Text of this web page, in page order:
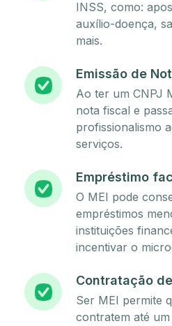
INSS, como:
auxílio-doença,
mais.
Emissão de
Ao ter um CNPJ
nota fiscal e
profissionalismo
serviços.
Empréstimo
O MEI pode
empréstimos
instituições
incentivar o
Contratação
Ser MEI permite
contratem até